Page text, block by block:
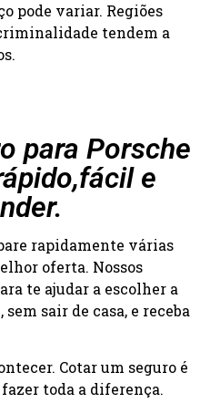
pode variar. Regiões
tendem a
para Porsche
e
rapidamente várias
oferta. Nossos
te ajudar a escolher a
sair de casa, e receba
Cotar um seguro é
toda a diferença.